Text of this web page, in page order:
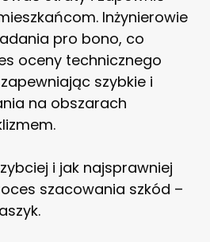
Inżynierowie
pro bono, co
oceny technicznego
szybkie i
na obszarach
i jak najsprawniej
szacowania szkód –